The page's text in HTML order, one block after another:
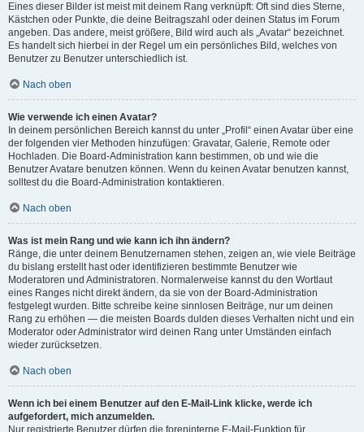
Eines dieser Bilder ist meist mit deinem Rang verknüpft: Oft sind dies Sterne,
Kästchen oder Punkte, die deine Beitragszahl oder deinen Status im Forum
angeben. Das andere, meist größere, Bild wird auch als „Avatar“ bezeichnet.
Es handelt sich hierbei in der Regel um ein persönliches Bild, welches von
Benutzer zu Benutzer unterschiedlich ist.
Nach oben
Wie verwende ich einen Avatar?
In deinem persönlichen Bereich kannst du unter „Profil“ einen Avatar über eine
der folgenden vier Methoden hinzufügen: Gravatar, Galerie, Remote oder
Hochladen. Die Board-Administration kann bestimmen, ob und wie die
Benutzer Avatare benutzen können. Wenn du keinen Avatar benutzen kannst,
solltest du die Board-Administration kontaktieren.
Nach oben
Was ist mein Rang und wie kann ich ihn ändern?
Ränge, die unter deinem Benutzernamen stehen, zeigen an, wie viele Beiträge
du bislang erstellt hast oder identifizieren bestimmte Benutzer wie
Moderatoren und Administratoren. Normalerweise kannst du den Wortlaut
eines Ranges nicht direkt ändern, da sie von der Board-Administration
festgelegt wurden. Bitte schreibe keine sinnlosen Beiträge, nur um deinen
Rang zu erhöhen — die meisten Boards dulden dieses Verhalten nicht und ein
Moderator oder Administrator wird deinen Rang unter Umständen einfach
wieder zurücksetzen.
Nach oben
Wenn ich bei einem Benutzer auf den E-Mail-Link klicke, werde ich
aufgefordert, mich anzumelden.
Nur registrierte Benutzer dürfen die foreninterne E-Mail-Funktion für